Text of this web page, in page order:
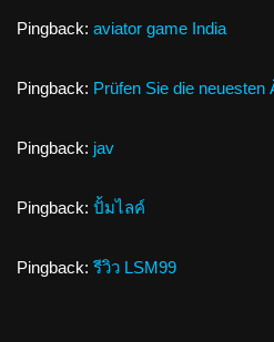
Pingback: aviator game India
Pingback: Prüfen Sie die neuesten
Pingback: jav
Pingback: ปั้มไลค์
Pingback: รีวิว LSM99